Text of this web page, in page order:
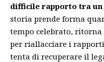
difficile rapporto tra un
storia prende forma
tempo celebrato, ritorna
per riallacciare i
tenta di recuperare il